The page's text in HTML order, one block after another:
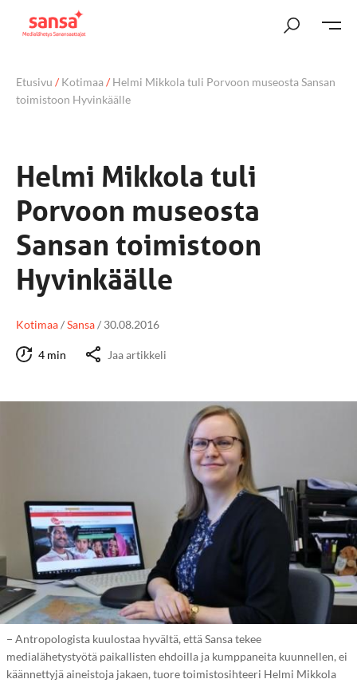
Etusivu /Kotimaa/Helmi Mikkola tuli Porvoon museosta Sansan
toimistoon Hyvinkäälle
Helmi Mikkola tuli
Porvoon museosta
Sansan toimistoon
Hyvinkäälle
Kotimaa/Sansa/ 30.08.2016
4 min Jaa artikkeli
− Antropologista kuulostaa hyvältä, että Sansa tekee
medialähetystyötä paikallisten ehdoilla ja kumppaneita kuunnellen, ei
käännettyjä aineistoja jakaen, tuore toimistosihteeri Helmi Mikkola